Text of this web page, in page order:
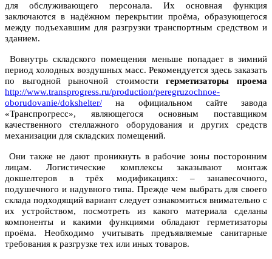
для обслуживающего персонала. Их основная функция
заключаются в надёжном перекрытии проёма, образующегося
между подъехавшим для разгрузки транспортным средством и
зданием.
Вовнутрь складского помещения меньше попадает в зимний
период холодных воздушных масс. Рекомендуется здесь заказать
по выгодной рыночной стоимостигерметизаторы проема
http://www.transprogress.ru/production/peregruzochnoe-
oborudovanie/dokshelter/ на официальном сайте завода
«Транспрогресс», являющегося основным поставщиком
качественного стеллажного оборудования и других средств
механизации для складских помещений.
Они также не дают проникнуть в рабочие зоны посторонним
лицам. Логистические комплексы заказывают монтаж
докшелтеров в трёх модификациях: – занавесочного,
подушечного и надувного типа. Прежде чем выбрать для своего
склада подходящий вариант следует ознакомиться внимательно с
их устройством, посмотреть из какого материала сделаны
компоненты и какими функциями обладают герметизаторы
проёма. Необходимо учитывать предъявляемые санитарные
требования к разгрузке тех или иных товаров.